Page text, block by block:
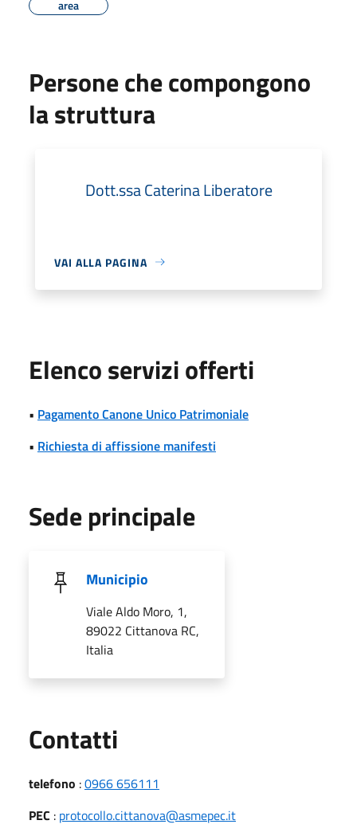
area
Persone che compongono
la struttura
Dott.ssa Caterina Liberatore
VAI ALLA PAGINA
Elenco servizi offerti
• Pagamento Canone Unico Patrimoniale
• Richiesta di affissione manifesti
Sede principale
Municipio
Viale Aldo Moro, 1,
89022 Cittanova RC,
Italia
Contatti
telefono :0966 656111
PEC : protocollo.cittanova@asmepec.it